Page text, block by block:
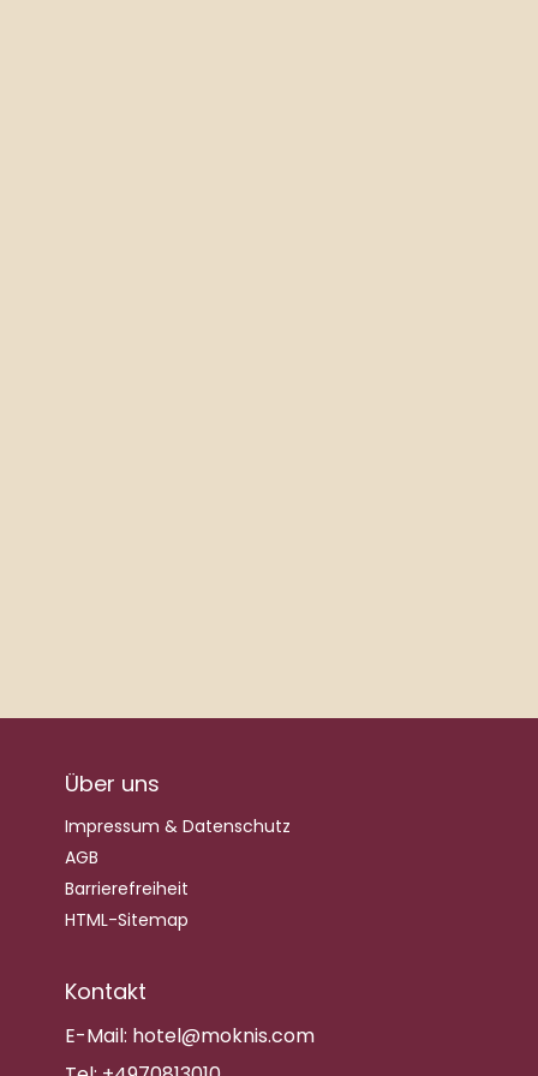
Über uns
Impressum & Datenschutz
AGB
Barrierefreiheit
HTML-Sitemap
Kontakt
E-Mail: hotel@moknis.com